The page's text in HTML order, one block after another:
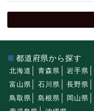
都道府県から探す
北海道 青森県 岩手県
富山県
石川県 長野県
鳥取県
島根県 岡山県